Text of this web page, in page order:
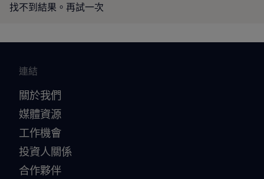
找不到結果。再試一次
連結
關於我們
媒體資源
工作機會
投資人關係
合作夥伴